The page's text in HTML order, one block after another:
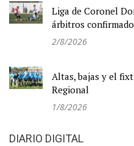
Liga de Coronel
árbitros
2/8/2026
Altas, bajas y el
Regional
1/8/2026
DIARIO DIGITAL